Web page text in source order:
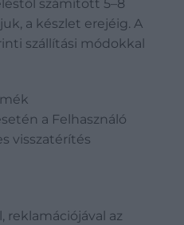
számított 5–8
a készlet erejéig. A
szállítási módokkal
a Felhasználó
visszatérítés
reklamációjával az